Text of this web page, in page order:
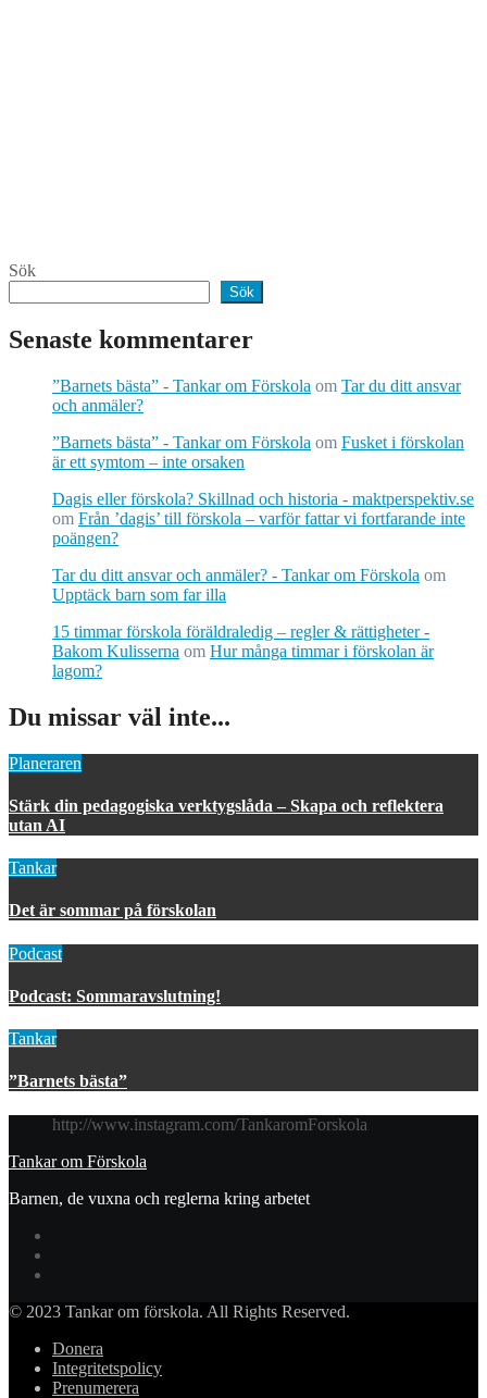
Sök
Sök
Senaste kommentarer
”Barnets bästa” - Tankar om Förskola om Tar du ditt ansvar
och anmäler?
”Barnets bästa” - Tankar om Förskola om Fusket i förskolan
är ett symtom – inte orsaken
Dagis eller förskola? Skillnad och historia - maktperspektiv.se
om Från ’dagis’ till förskola – varför fattar vi fortfarande inte
poängen?
Tar du ditt ansvar och anmäler? - Tankar om Förskola om
Upptäck barn som far illa
15 timmar förskola föräldraledig – regler & rättigheter -
Bakom Kulisserna om Hur många timmar i förskolan är
lagom?
Du missar väl inte...
Planeraren
Stärk din pedagogiska verktygslåda – Skapa och reflektera
utan AI
Tankar
Det är sommar på förskolan
Podcast
Podcast: Sommaravslutning!
Tankar
”Barnets bästa”
http://www.instagram.com/TankaromForskola
Tankar om Förskola
Barnen, de vuxna och reglerna kring arbetet
© 2023 Tankar om förskola. All Rights Reserved.
Donera
Integritetspolicy
Prenumerera